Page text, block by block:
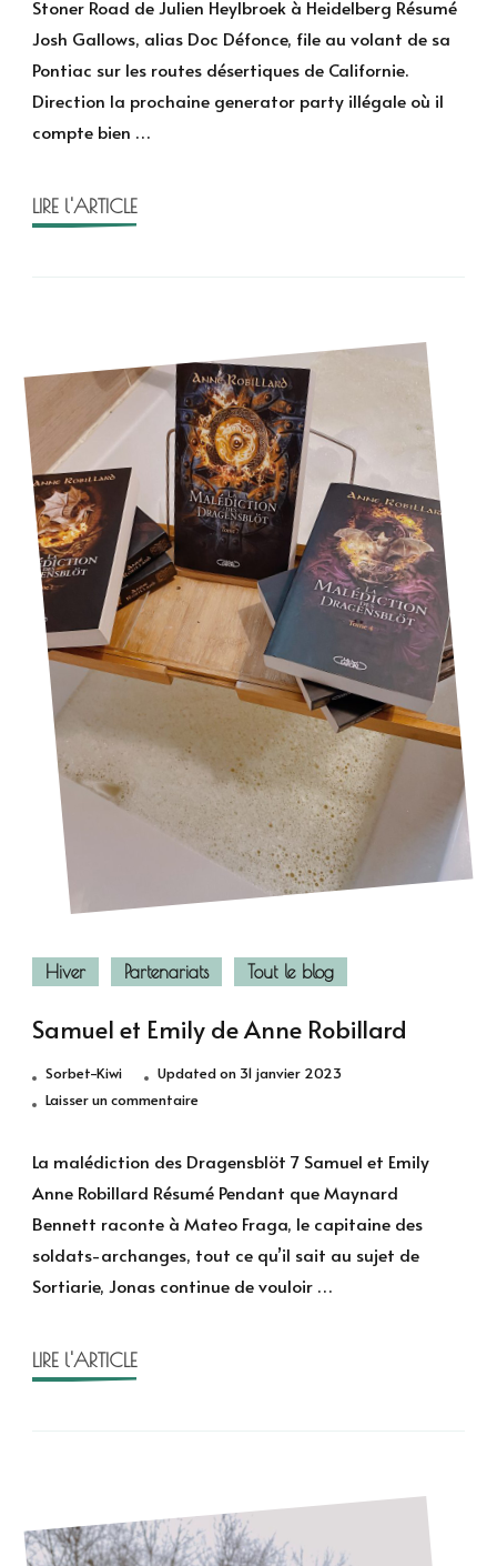
Julien
Heylbroek
Stoner Road de Julien Heylbroek à Heidelberg Résumé
Josh Gallows, alias Doc Défonce, file au volant de sa
Pontiac sur les routes désertiques de Californie.
Direction la prochaine generator party illégale où il
compte bien …
LIRE l'ARTICLE
Hiver Partenariats Tout le blog
Samuel et Emily de Anne Robillard
Sorbet-Kiwi Updated on 31 janvier 2023
Laisser un commentairesur
Emily
de
Anne
Robillard
La malédiction des Dragensblöt 7 Samuel et Emily
Anne Robillard Résumé Pendant que Maynard
Bennett raconte à Mateo Fraga, le capitaine des
soldats-archanges, tout ce qu’il sait au sujet de
Sortiarie, Jonas continue de vouloir …
LIRE l'ARTICLE